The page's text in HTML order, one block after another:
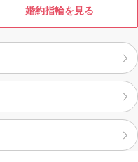
婚約指輪を見る